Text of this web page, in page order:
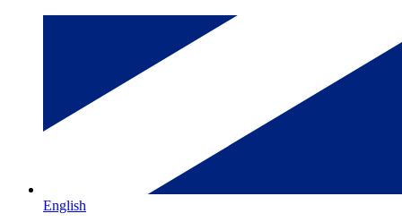
English